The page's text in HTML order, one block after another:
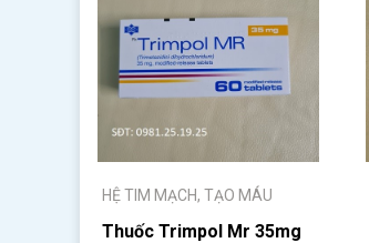
HỆ TIM MẠCH, TẠO MÁU
Thuốc Trimpol Mr 35mg